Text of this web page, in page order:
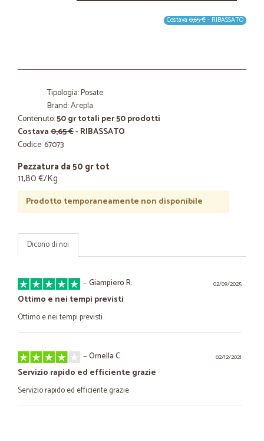
Costava 0,65 €- RIBASSATO
Tipologia: Posate
Brand: Arepla
Contenuto:50 gr totali per 50 prodotti
Costava0,65 €- RIBASSATO
Codice: 67073
Pezzatura da 50 gr tot
11,80 €/Kg
Prodotto temporaneamente non disponibile
Dicono di noi
02/09/2025
—Giampiero R.
Ottimo e nei tempi previsti
Ottimo e nei tempi previsti
02/12/2021
—Ornella C.
Servizio rapido ed efficiente grazie
Servizio rapido ed efficiente grazie